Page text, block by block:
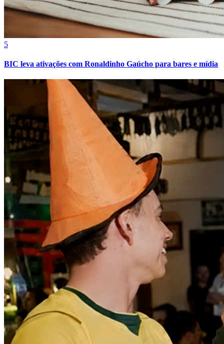
5
BIC leva ativações com Ronaldinho Gaúcho para bares e mídia